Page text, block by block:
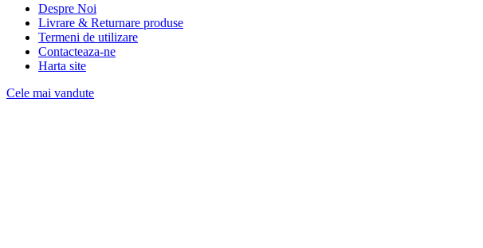
Despre Noi
Livrare & Returnare produse
Termeni de utilizare
Contacteaza-ne
Harta site
Cele mai vandute